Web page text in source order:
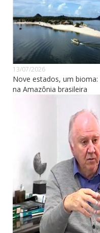
13/07/2026
Nove estados, um
na Amazônia brasileira